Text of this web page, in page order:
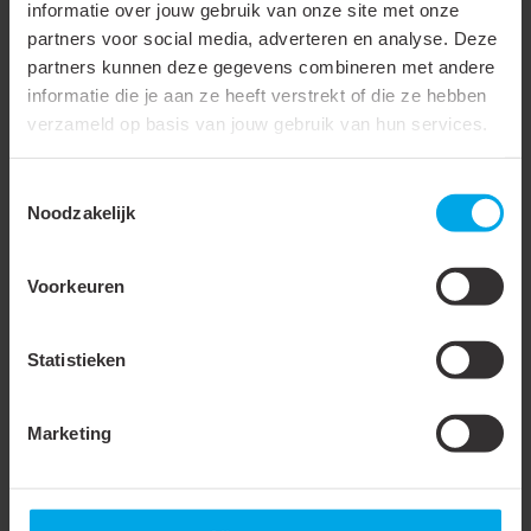
informatie over jouw gebruik van onze site met onze
partners voor social media, adverteren en analyse. Deze
partners kunnen deze gegevens combineren met andere
informatie die je aan ze heeft verstrekt of die ze hebben
verzameld op basis van jouw gebruik van hun services.
Noodzakelijk
Voorkeuren
Statistieken
Marketing
Breedte (W)
5 mm
Diameter (D)
4.5 mm
Trilling vast / met extra
binnenbus / super pidg
Extra wijde ingang
Verpakking
Lange schacht